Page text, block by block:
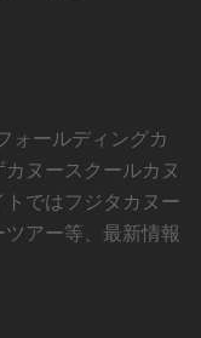
ォールディングカ
ヌースクールカヌ
ではフジタカヌー
アー等、最新情報